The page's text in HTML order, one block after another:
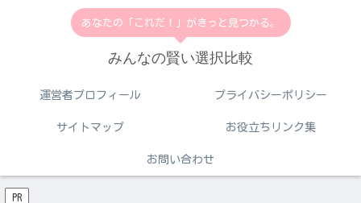
あなたの「これだ！」がきっと見つかる。
みんなの賢い選択比較
運営者プロフィール プライバシーポリシー
サイトマップ お役立ちリンク集
お問い合わせ
PR